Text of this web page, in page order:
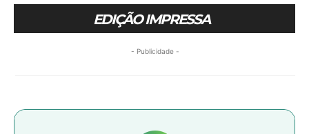
EDIÇÃO IMPRESSA
- Publicidade -